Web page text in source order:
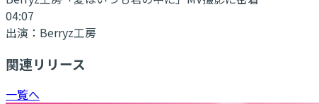
04:07
出演： Berryz工房
関連リリース
一覧へ